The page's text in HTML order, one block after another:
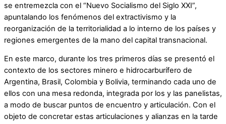
se entremezcla con el “Nuevo Socialismo del Siglo XXI”,
apuntalando los fenómenos del extractivismo y la
reorganización de la territorialidad a lo interno de los países y
regiones emergentes de la mano del capital transnacional.
En este marco, durante los tres primeros días se presentó el
contexto de los sectores minero e hidrocarburífero de
Argentina, Brasil, Colombia y Bolivia, terminando cada uno de
ellos con una mesa redonda, integrada por los y las panelistas,
a modo de buscar puntos de encuentro y articulación. Con el
objeto de concretar estas articulaciones y alianzas en la tarde